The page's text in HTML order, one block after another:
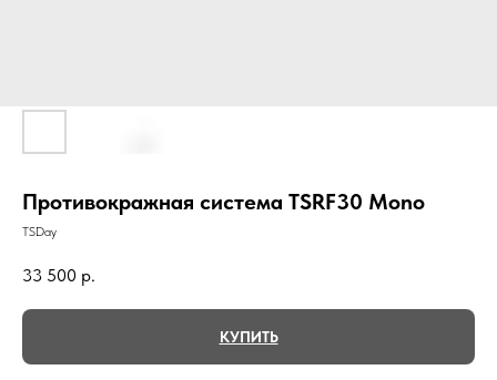
Противокражная система TSRF30 Mono
TSDay
33 500 р.
КУПИТЬ